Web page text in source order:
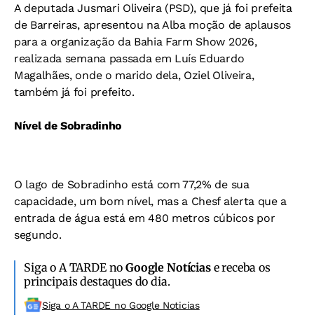
A deputada Jusmari Oliveira (PSD), que já foi prefeita
de Barreiras, apresentou na Alba moção de aplausos
para a organização da Bahia Farm Show 2026,
realizada semana passada em Luís Eduardo
Magalhães, onde o marido dela, Oziel Oliveira,
também já foi prefeito.
Nível de Sobradinho
O lago de Sobradinho está com 77,2% de sua
capacidade, um bom nível, mas a Chesf alerta que a
entrada de água está em 480 metros cúbicos por
segundo.
Siga o A TARDE noGoogle Notíciase receba os
principais destaques do dia.
Siga o A TARDE no Google Noticias